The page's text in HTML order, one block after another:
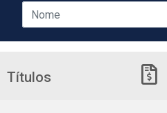
Títulos